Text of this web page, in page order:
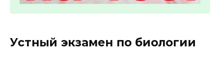
Устный экзамен по биологии